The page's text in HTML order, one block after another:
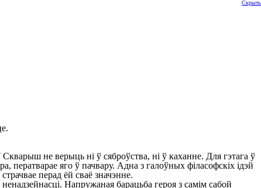
Скрыть
не верыць ні ў сяброўства, ні ў каханне. Для гэтага ў
ператварае яго ў пачвару. Адна з галоўных філасофскіх ідэй
перад ёй сваё значэнне.
Напружаная барацьба героя з самім сабой